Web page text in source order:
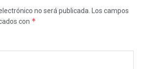
no será publicada. Los campos
con *